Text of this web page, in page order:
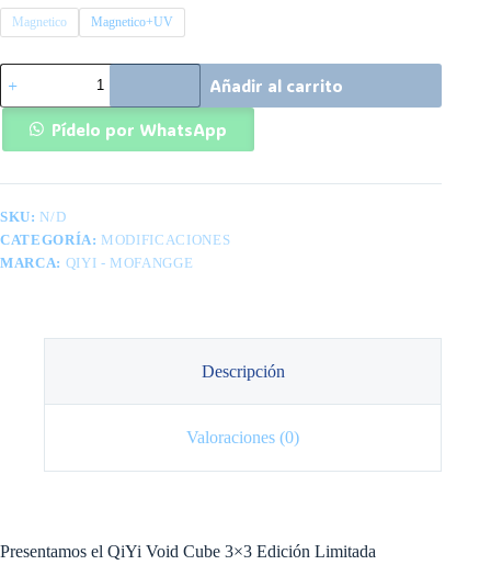
Magnetico Magnetico+UV
QiYi
Void
Cube
Edicion
(Magnetic
UV)
cantidad
Añadir al carrito
Pídelo por WhatsApp
SKU: N/D
CATEGORÍA: MODIFICACIONES
MARCA: QIYI - MOFANGGE
Descripción
Valoraciones (0)
Presentamos el QiYi Void Cube 3×3 Edición Limitada